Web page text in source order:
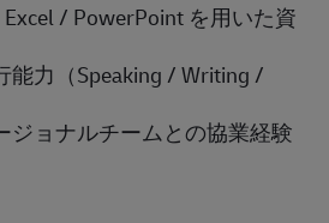
/ PowerPoint を用いた資
能力（Speaking / Writing /
ジョナルチームとの協業経験